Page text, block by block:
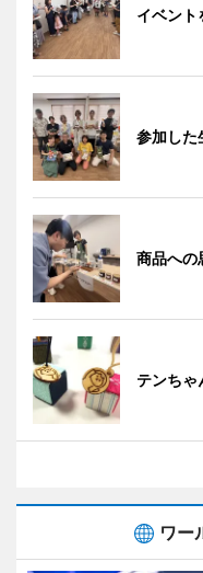
イベント
参加した
商品への
テンちゃ
ワー